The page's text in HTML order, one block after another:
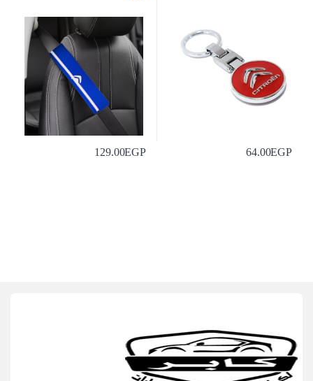
64.00EGP
129.00EGP